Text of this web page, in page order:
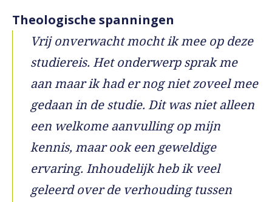
Theologische spanningen
Vrij onverwacht mocht ik mee op deze
studiereis. Het onderwerp sprak me
aan maar ik had er nog niet zoveel mee
gedaan in de studie. Dit was niet alleen
een welkome aanvulling op mijn
kennis, maar ook een geweldige
ervaring. Inhoudelijk heb ik veel
geleerd over de verhouding tussen